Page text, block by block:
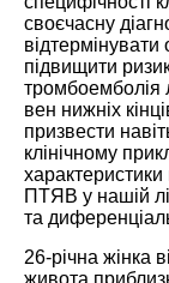
своєчасну
підвищити
тромбоемболія
вен нижніх
призвести
клінічному
характеристики
ПТЯВ у нашій
та
26-річна жінка
живота